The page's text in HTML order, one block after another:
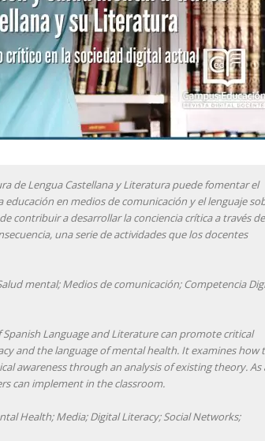
de Lengua Castellana y Literatura puede fomentar el
en medios de comunicación y el lenguaje
contribuir a desarrollar la conciencia crítica a través
una serie de actividades que los docentes
mental; Medios de comunicación; Competencia
Language and Literature can promote critical
and the language of mental health. It examines how
awareness through an analysis of existing theory. As
can implement in the classroom.
Health; Media; Digital Literacy; Social Networks;